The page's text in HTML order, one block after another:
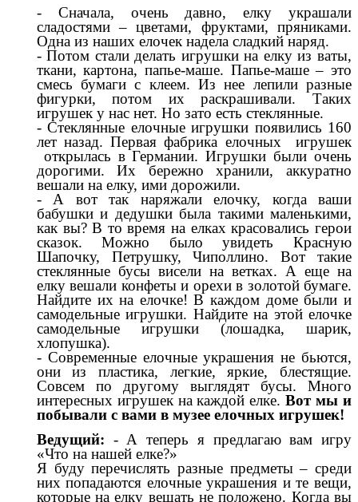
- Сначала, очень давно, елку украшали
сладостями – цветами, фруктами, пряниками.
Одна из наших елочек надела сладкий наряд.
- Потом стали делать игрушки на елку из ваты,
ткани, картона, папье-маше. Папье-маше – это
смесь бумаги с клеем. Из нее лепили разные
фигурки, потом их раскрашивали. Таких
игрушек у нас нет. Но зато есть стеклянные.
- Стеклянные елочные игрушки появились 160
лет назад. Первая фабрика елочных игрушек
открылась в Германии. Игрушки были очень
дорогими. Их бережно хранили, аккуратно
вешали на елку, ими дорожили.
- А вот так наряжали елочку, когда ваши
бабушки и дедушки была такими маленькими,
как вы? В то время на елках красовались герои
сказок. Можно было увидеть Красную
Шапочку, Петрушку, Чиполлино. Вот такие
стеклянные бусы висели на ветках. А еще на
елку вешали конфеты и орехи в золотой бумаге.
Найдите их на елочке! В каждом доме были и
самодельные игрушки. Найдите на этой елочке
самодельные игрушки (лошадка, шарик,
хлопушка).
- Современные елочные украшения не бьются,
они из пластика, легкие, яркие, блестящие.
Совсем по другому выглядят бусы. Много
интересных игрушек на каждой елке.Вот мы и
побывали с вами в музее елочных игрушек!
Ведущий: - А теперь я предлагаю вам игру
«Что на нашей елке?»
Я буду перечислять разные предметы – среди
них попадаются елочные украшения и те вещи,
которые на елку вешать не положено. Когда вы